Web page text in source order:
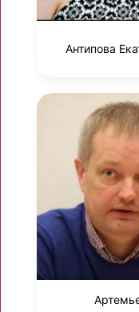
Антипова